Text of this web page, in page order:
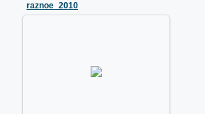
raznoe_2010
Последние работы (ассорти)